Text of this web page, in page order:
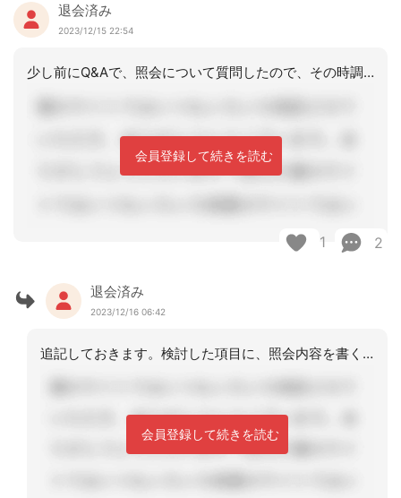
退会済み
2023/12/15 22:54
少し前にQ&Aで、照会について質問したので、その時調べたのですが…サービス担当者
会員登録して続きを読む
1 2
退会済み
2023/12/16 06:42
追記しておきます。検討した項目に、照会内容を書く事で（別紙参照でも良い）その担当
会員登録して続きを読む